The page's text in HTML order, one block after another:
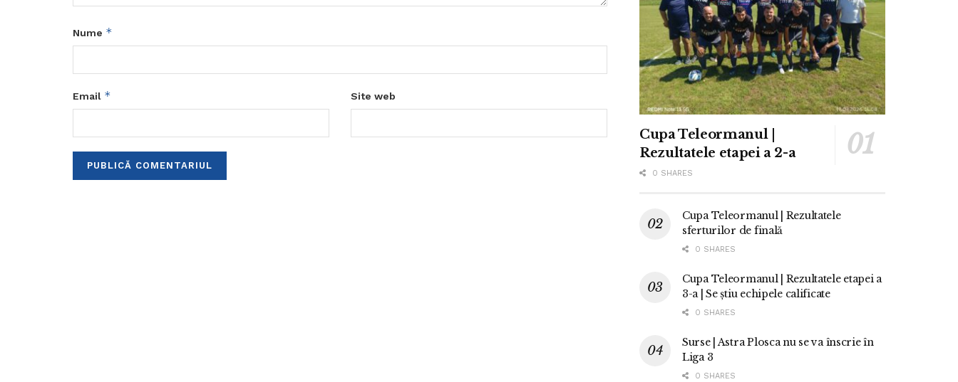
Nume *
Email * Site web
Cupa Teleormanul |
Rezultatele etapei a 2-a
0 SHARES
Cupa Teleormanul | Rezultatele
sferturilor de finală
0 SHARES
Cupa Teleormanul | Rezultatele etapei a
3-a | Se știu echipele calificate
0 SHARES
Surse | Astra Plosca nu se va înscrie în
Liga 3
0 SHARES